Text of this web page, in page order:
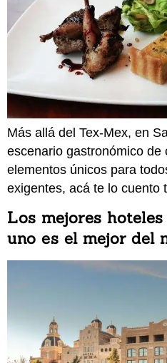
Más allá del Tex-Mex, en
escenario gastronómico
elementos únicos para
exigentes, acá te lo cuento
Los mejores
uno es el mejor del